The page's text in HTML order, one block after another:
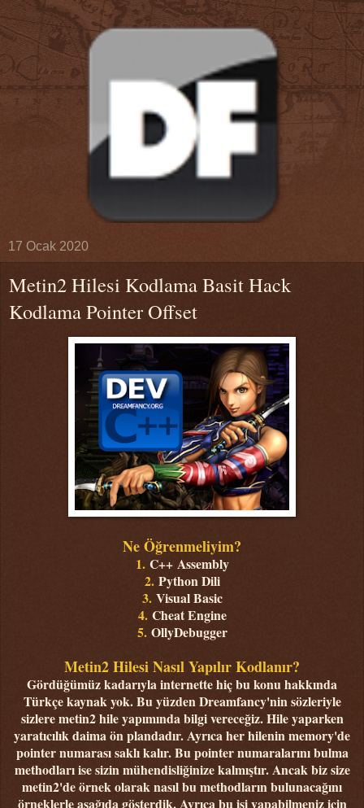
17 Ocak 2020
Metin2 Hilesi Kodlama Basit Hack
Kodlama Pointer Offset
Ne Öğrenmeliyim?
1. C++ Assembly
2. Python Dili
3. Visual Basic
4.Cheat Engine
5. OllyDebugger
Metin2 Hilesi Nasıl Yapılır Kodlanır?
Gördüğümüz kadarıyla internette hiç bu konu hakkında
Türkçe kaynak yok. Bu yüzden Dreamfancy'nin sözleriyle
sizlere metin2 hile yapımında bilgi vereceğiz. Hile yaparken
yaratıcılık daima ön plandadır. Ayrıca her hilenin memory'de
pointer numarası saklı kalır. Bu pointer numaralarını bulma
methodları ise sizin mühendisliğinize kalmıştır. Ancak biz size
metin2'de örnek olarak nasıl bu methodların bulunacağını
örneklerle aşağıda gösterdik. Ayrıca bu işi yapabilmeniz için